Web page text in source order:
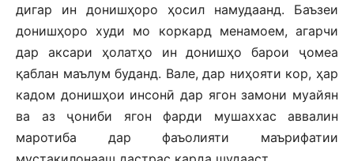
дигар ин донишҳоро ҳосил намудаанд. Баъзеи
донишҳоро худи мо коркард менамоем, агарчи
дар аксари ҳолатҳо ин донишҳо барои ҷомеа
қаблан маълум буданд. Вале, дар ниҳояти кор, ҳар
кадом донишҳои инсонӣ дар ягон замони муайян
ва аз ҷониби ягон фарди мушаххас аввалин
маротиба дар фаъолияти маърифатии